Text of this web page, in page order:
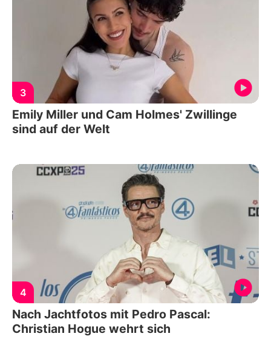
3
Emily Miller und Cam Holmes' Zwillinge
sind auf der Welt
4
Nach Jachtfotos mit Pedro Pascal:
Christian Hogue wehrt sich